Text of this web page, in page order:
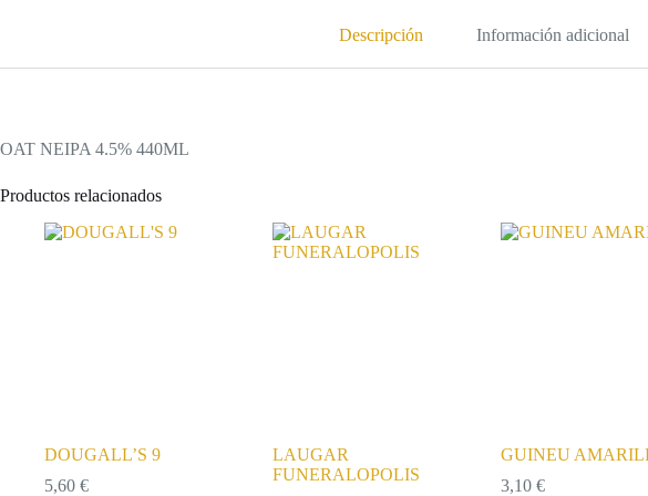
Descripción Información adicional
OAT NEIPA 4.5% 440ML
Productos relacionados
DOUGALL’S 9
5,60 €
LAUGAR
FUNERALOPOLIS
GUINEU
3,10€